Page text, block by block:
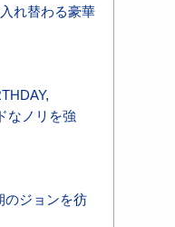
れ替わる豪華
なノリを強
のジョンを彷